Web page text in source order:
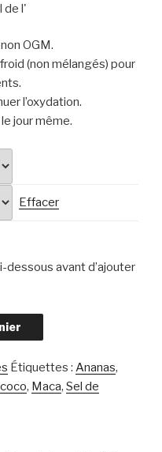
de l'
OGM.
(non mélangés) pour
l’oxydation.
jour même.
Effacer
dessous avant d’ajouter
Étiquettes : Ananas,
, Maca, Sel de